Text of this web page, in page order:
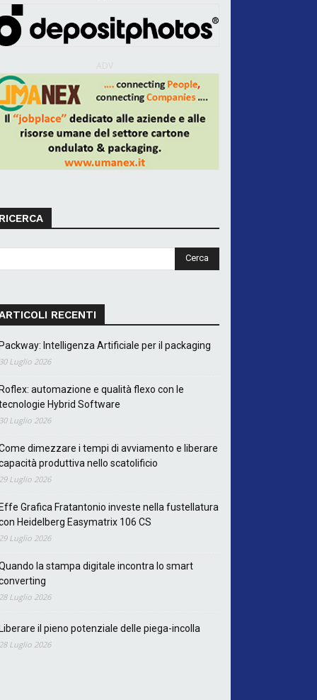
RECENTI
Intelligenza Artificiale per il packaging
Luglio 2026
automazione e qualità flexo con le
Hybrid Software
Luglio 2026
dimezzare i tempi di avviamento e liberare
produttiva nello scatolificio
Luglio 2026
Grafica Fratantonio investe nella fustellatura
Heidelberg Easymatrix 106 CS
Luglio 2026
la stampa digitale incontra lo smart
Luglio 2026
il pieno potenziale delle piega-incolla
Luglio 2026